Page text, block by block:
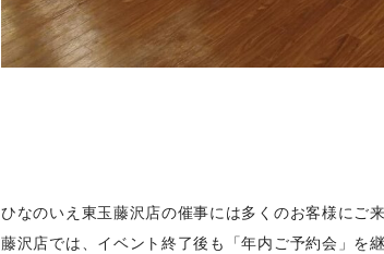
ひなのいえ東玉藤沢店の催事には多くのお客様にご
藤沢店では、イベント終了後も「年内ご予約会」を